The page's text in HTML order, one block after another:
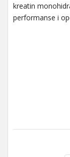
kreatin
performanse i